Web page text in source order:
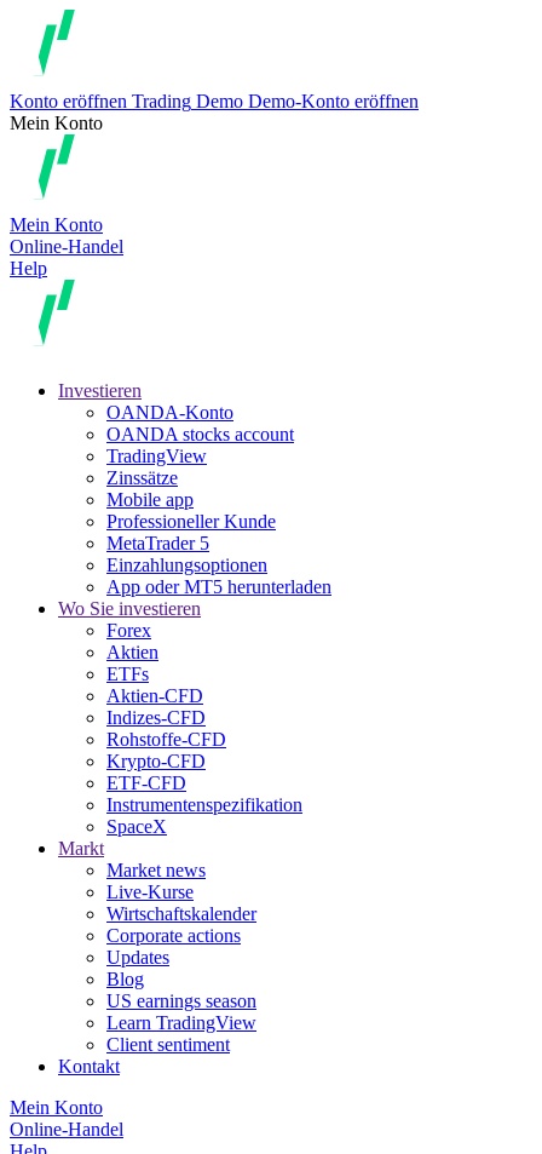
Konto eröffnen Trading Demo Demo-Konto eröffnen
Mein Konto
Mein Konto
Online-Handel
Help
Investieren
OANDA-Konto
OANDA stocks account
TradingView
Zinssätze
Mobile app
Professioneller Kunde
MetaTrader 5
Einzahlungsoptionen
App oder MT5 herunterladen
Wo Sie investieren
Forex
Aktien
ETFs
Aktien-CFD
Indizes-CFD
Rohstoffe-CFD
Krypto-CFD
ETF-CFD
Instrumentenspezifikation
SpaceX
Markt
Market news
Live-Kurse
Wirtschaftskalender
Corporate actions
Updates
Blog
US earnings season
Learn TradingView
Client sentiment
Kontakt
Mein Konto
Online-Handel